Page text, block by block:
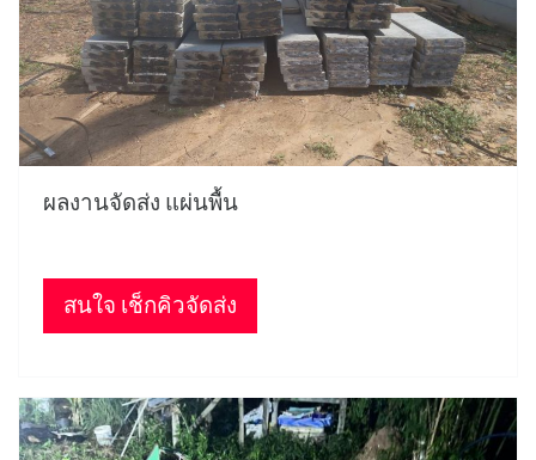
ผลงานจัดส่ง แผ่นพื้น
สนใจ เช็กคิวจัดส่ง